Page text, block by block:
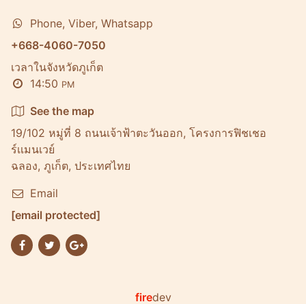
Phone, Viber, Whatsapp
+668-4060-7050
เวลาในจังหวัดภูเก็ต
14:50 PM
See the map
19/102 หมู่ที่ 8 ถนนเจ้าฟ้าตะวันออก, โครงการฟิชเชอ
ร์เเมนเวย์
ฉลอง, ภูเก็ต, ประเทศไทย
Email
[email protected]
firedev